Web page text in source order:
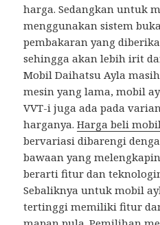
harga. Sedangkan untuk
menggunakan sistem
pembakaran yang
sehingga akan lebih irit
Mobil Daihatsu Ayla
mesin yang lama, mobil
VVT-i juga ada pada
harganya.Harga beli
bervariasi dibarengi
bawaan yang
berarti fitur dan
Sebaliknya untuk mobil
tertinggi memiliki fitur